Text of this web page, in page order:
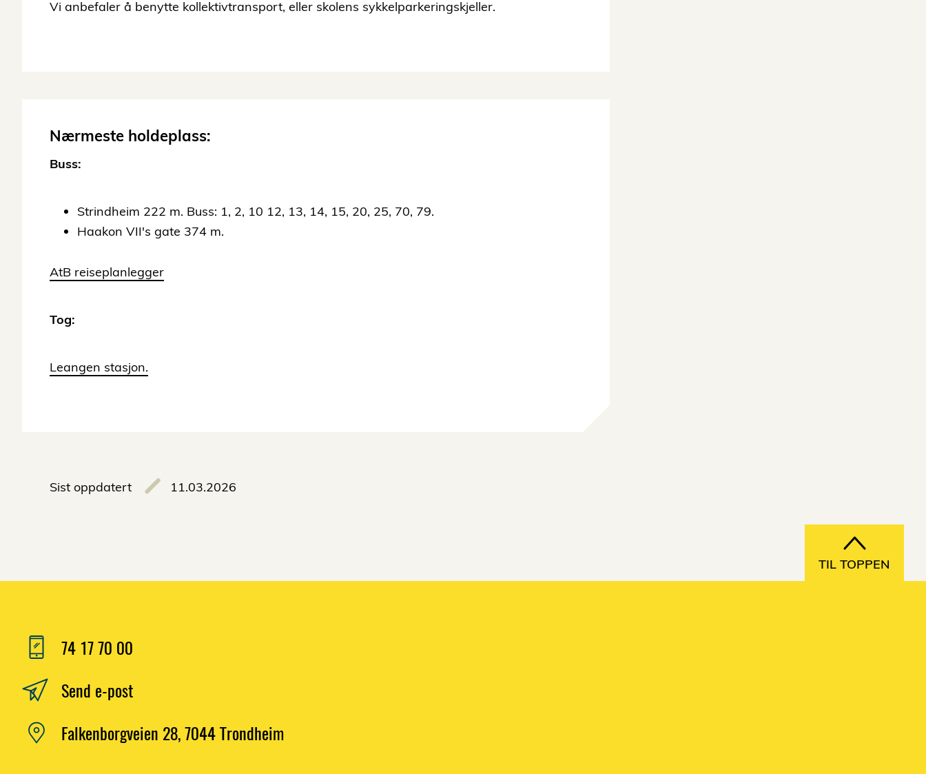
Vi anbefaler å benytte kollektivtransport, eller skolens sykkelparkeringskjeller.
Nærmeste holdeplass:
Buss:
Strindheim 222 m. Buss: 1, 2, 10 12, 13, 14, 15, 20, 25, 70, 79.
Haakon VII's gate 374 m.
AtB reiseplanlegger
Tog:
Leangen stasjon.
Sist oppdatert 11.03.2026
TIL TOPPEN
74 17 70 00
Send e-post
Falkenborgveien 28, 7044 Trondheim